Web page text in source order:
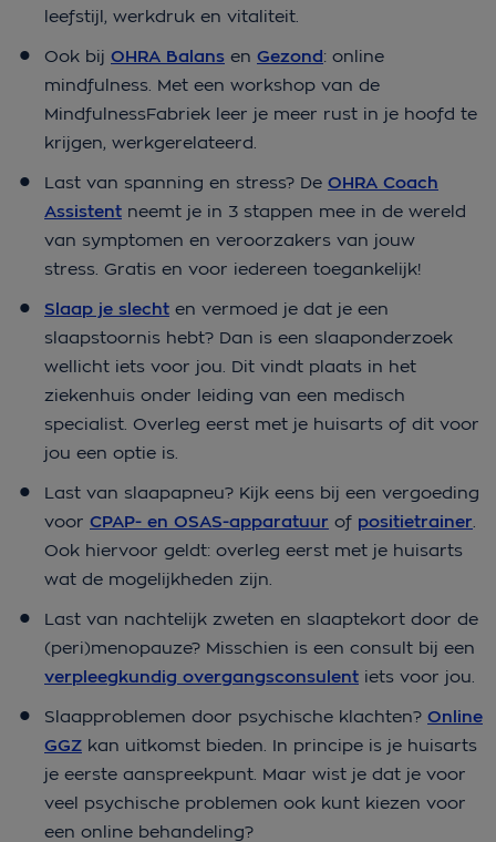
leefstijl, werkdruk en vitaliteit.
Ook bij OHRA Balans en Gezond: online
mindfulness. Met een workshop van de
MindfulnessFabriek leer je meer rust in je hoofd te
krijgen, werkgerelateerd.
Last van spanning en stress? De OHRA Coach
Assistent neemt je in 3 stappen mee in de wereld
van symptomen en veroorzakers van jouw
stress. Gratis en voor iedereen toegankelijk!
Slaap je slecht en vermoed je dat je een
slaapstoornis hebt? Dan is een slaaponderzoek
wellicht iets voor jou. Dit vindt plaats in het
ziekenhuis onder leiding van een medisch
specialist. Overleg eerst met je huisarts of dit voor
jou een optie is.
Last van slaapapneu? Kijk eens bij een vergoeding
voor CPAP- en OSAS-apparatuur of positietrainer.
Ook hiervoor geldt: overleg eerst met je huisarts
wat de mogelijkheden zijn.
Last van nachtelijk zweten en slaaptekort door de
(peri)menopauze? Misschien is een consult bij een
verpleegkundig overgangsconsulent iets voor jou.
Slaapproblemen door psychische klachten? Online
GGZ kan uitkomst bieden. In principe is je huisarts
je eerste aanspreekpunt. Maar wist je dat je voor
veel psychische problemen ook kunt kiezen voor
een online behandeling?